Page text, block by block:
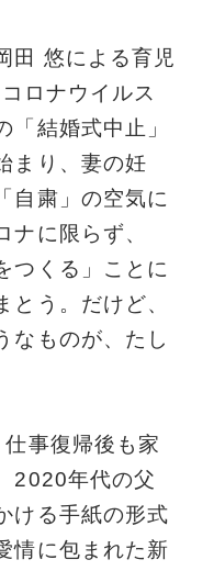
田 悠による育児
ロナウイルス
「結婚式中止」
まり、妻の妊
自粛」の空気に
ナに限らず、
つくる」ことに
とう。だけど、
なものが、たし
事復帰後も家
2020年代の父
ける手紙の形式
情に包まれた新